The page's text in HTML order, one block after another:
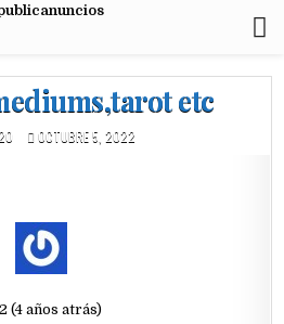
etc
OCTUBRE 5, 2022
(4 años atrás)